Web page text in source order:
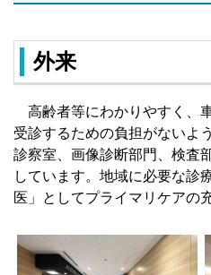
外来
高齢者等にわかりやすく、
受診するための負担がないよ
診察室、画像診断部門、検査
しています。地域に必要な診
医」としてプライマリケアの